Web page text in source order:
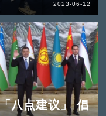
2023-06-12
八点建议」 倡